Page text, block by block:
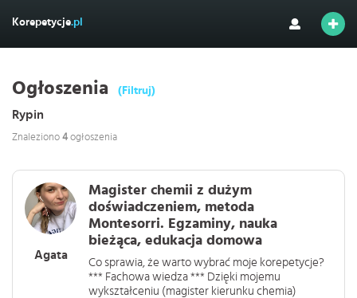
Korepetycje.pl
Ogłoszenia (Filtruj)
Rypin
Znaleziono 4 ogłoszenia
Agata
Magister chemii z dużym
doświadczeniem, metoda
Montesorri. Egzaminy, nauka
bieżąca, edukacja domowa
Co sprawia, że warto wybrać moje korepetycje?
*** Fachowa wiedza *** Dzięki mojemu
wykształceniu (magister kierunku chemia)